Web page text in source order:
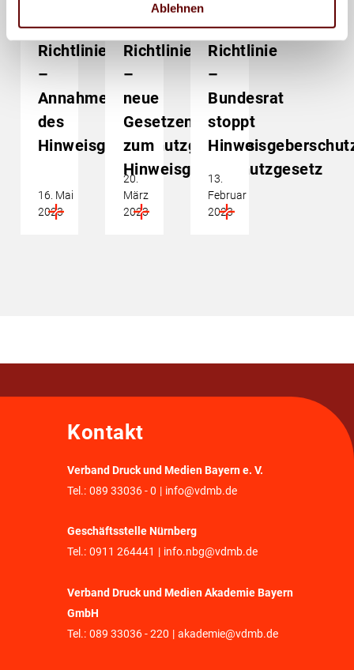
Ablehnen
Whistleblowing-
Richtlinie
–
Annahme
des
Hinweisgeberschutzgesetzes
16. Mai
2023
Whistleblowing-
Richtlinie
–
neue
Gesetzentwürfe
zum
Hinweisgeberschutzgesetz
20.
März
2023
Whistleblowing-
Richtlinie
–
Bundesrat
stoppt
13.
Februar
2023
Kontakt
Verband Druck und Medien Bayern e. V.
Tel.: 089 33036 - 0 | info@vdmb.de
Geschäftsstelle Nürnberg
Tel.: 0911 264441 | info.nbg@vdmb.de
Verband Druck und Medien Akademie Bayern
GmbH
Tel.: 089 33036 - 220 | akademie@vdmb.de